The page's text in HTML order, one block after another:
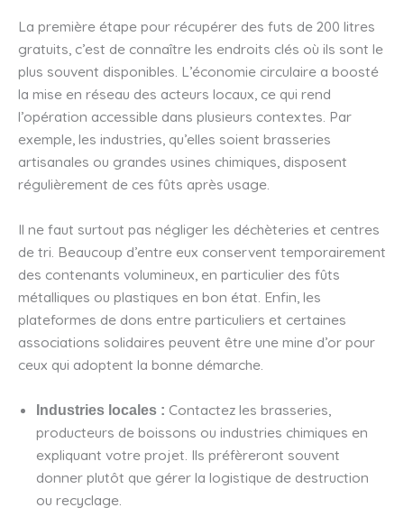
La première étape pour récupérer des futs de 200 litres
gratuits, c’est de connaître les endroits clés où ils sont le
plus souvent disponibles. L’économie circulaire a boosté
la mise en réseau des acteurs locaux, ce qui rend
l’opération accessible dans plusieurs contextes. Par
exemple, les industries, qu’elles soient brasseries
artisanales ou grandes usines chimiques, disposent
régulièrement de ces fûts après usage.
Il ne faut surtout pas négliger les déchèteries et centres
de tri. Beaucoup d’entre eux conservent temporairement
des contenants volumineux, en particulier des fûts
métalliques ou plastiques en bon état. Enfin, les
plateformes de dons entre particuliers et certaines
associations solidaires peuvent être une mine d’or pour
ceux qui adoptent la bonne démarche.
Industries locales : Contactez les brasseries,
producteurs de boissons ou industries chimiques en
expliquant votre projet. Ils préfèreront souvent
donner plutôt que gérer la logistique de destruction
ou recyclage.